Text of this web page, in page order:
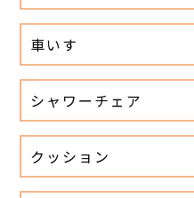
車いす
シャワーチェア
クッション